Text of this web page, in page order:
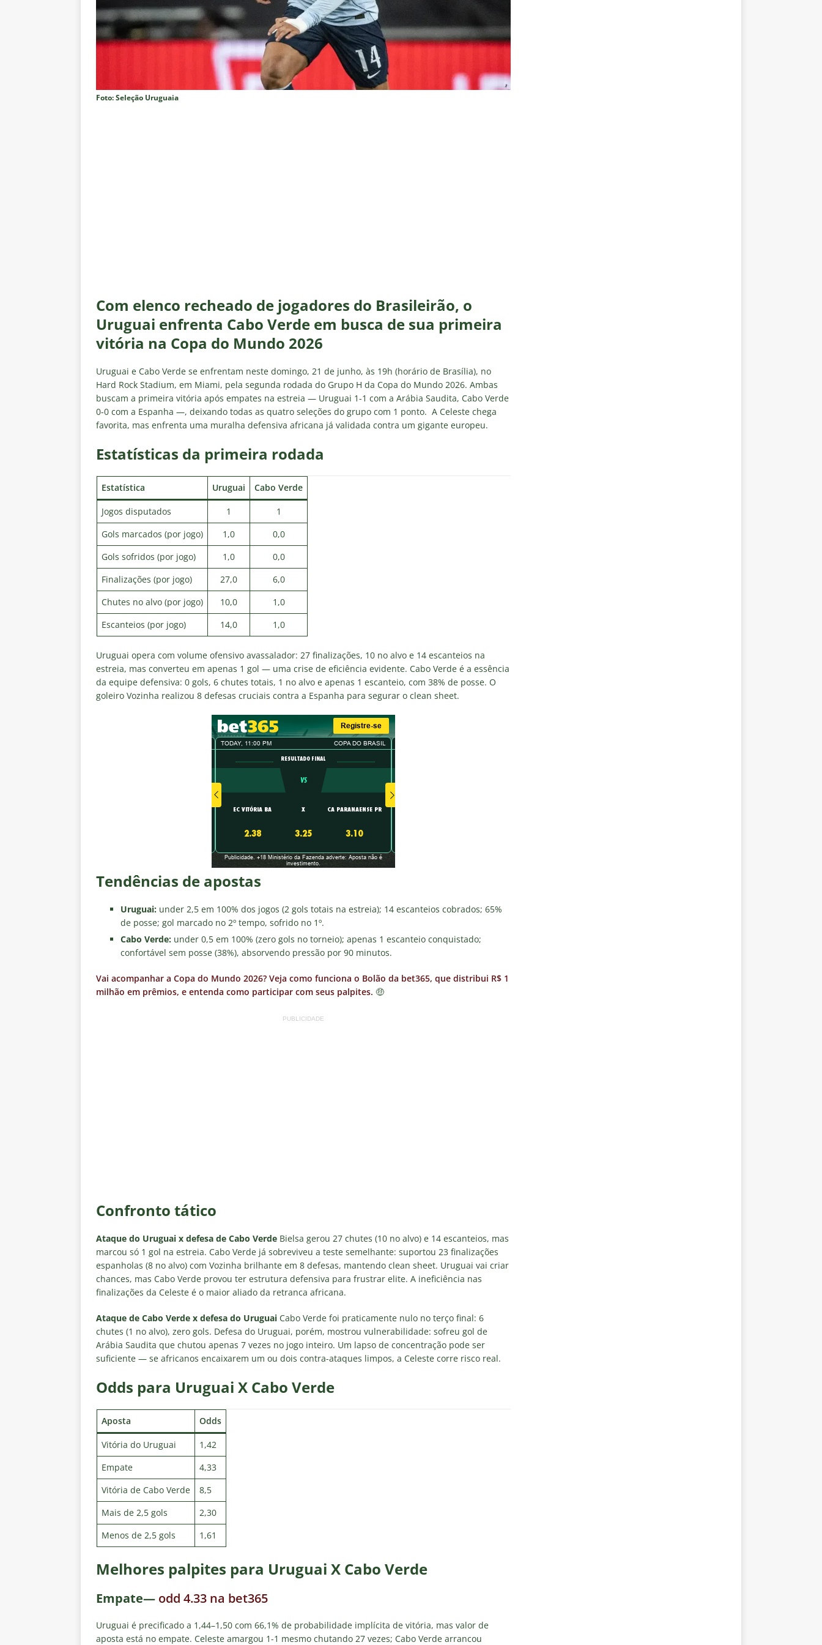
NOTÍCIAS
[ 5 de agosto de 2026 ]
Cruzeiro X Chapecoense — Oitavas Copa do Brasil 2026: Palpites, Odds e
Estatísticas
DICAS DE APOSTAS
[ 5 de agosto de 2026 ]
ALERTA GERAL! Maracanã vai lotar na Copa do Brasil: CET-Rio monta
megaoperação e antecipa bloqueios para Fluminense x Vasco
NOTÍCIAS
[ 4 de agosto de 2026 ]
Remo X Santos — Oitavas Copa do Brasil 2026: Palpites, Odds e
Estatísticas
DICAS DE APOSTAS
clássico contra o Vasco
NOTÍCIAS
[ 4 de agosto de 2026 ] Mattheus Montenegro dá declaração polêmica sobre SAF do Fluminense
NOTÍCIAS
Foto: Seleção Uruguaia
Com elenco recheado de jogadores do Brasileirão, o
Uruguai enfrenta Cabo Verde em busca de sua primeira
vitória na Copa do Mundo 2026
Uruguai e Cabo Verde se enfrentam neste domingo, 21 de junho, às 19h (horário de Brasília), no
Hard Rock Stadium, em Miami, pela segunda rodada do Grupo H da Copa do Mundo 2026. Ambas
buscam a primeira vitória após empates na estreia — Uruguai 1-1 com a Arábia Saudita, Cabo Verde
0-0 com a Espanha —, deixando todas as quatro seleções do grupo com 1 ponto. A Celeste chega
favorita, mas enfrenta uma muralha defensiva africana já validada contra um gigante europeu.
Estatísticas da primeira rodada
Estatística Uruguai Cabo Verde
Jogos disputados 1
1
Gols marcados (por jogo)
1,0
0,0
Gols sofridos (por jogo)
1,0
0,0
Finalizações (por jogo)
27,0
6,0
Chutes no alvo (por jogo)
10,0
1,0
Escanteios (por jogo)
14,0 1,0
Uruguai opera com volume ofensivo avassalador: 27 finalizações, 10 no alvo e 14 escanteios na
estreia, mas converteu em apenas 1 gol — uma crise de eficiência evidente. Cabo Verde é a essência
da equipe defensiva: 0 gols, 6 chutes totais, 1 no alvo e apenas 1 escanteio, com 38% de posse. O
goleiro Vozinha realizou 8 defesas cruciais contra a Espanha para segurar o clean sheet.
Tendências de apostas
Uruguai: under 2,5 em 100% dos jogos (2 gols totais na estreia); 14 escanteios cobrados; 65%
de posse; gol marcado no 2º tempo, sofrido no 1º.
Cabo Verde: under 0,5 em 100% (zero gols no torneio); apenas 1 escanteio conquistado;
confortável sem posse (38%), absorvendo pressão por 90 minutos.
Vai acompanhar a Copa do Mundo 2026? Veja como funciona o Bolão da bet365, que distribui R$ 1
milhão em prêmios, e entenda como participar com seus palpites. 🤑
PUBLICIDADE
Confronto tático
Ataque do Uruguai x defesa de Cabo Verde Bielsa gerou 27 chutes (10 no alvo) e 14 escanteios, mas
marcou só 1 gol na estreia. Cabo Verde já sobreviveu a teste semelhante: suportou 23 finalizações
espanholas (8 no alvo) com Vozinha brilhante em 8 defesas, mantendo clean sheet. Uruguai vai criar
chances, mas Cabo Verde provou ter estrutura defensiva para frustrar elite. A ineficiência nas
finalizações da Celeste é o maior aliado da retranca africana.
Ataque de Cabo Verde x defesa do Uruguai Cabo Verde foi praticamente nulo no terço final: 6
chutes (1 no alvo), zero gols. Defesa do Uruguai, porém, mostrou vulnerabilidade: sofreu gol de
Arábia Saudita que chutou apenas 7 vezes no jogo inteiro. Um lapso de concentração pode ser
suficiente — se africanos encaixarem um ou dois contra-ataques limpos, a Celeste corre risco real.
Odds para Uruguai X Cabo Verde
Aposta Odds
Vitória do Uruguai
1,42
Empate
4,33
Vitória de Cabo Verde
8,5
Mais de 2,5 gols
2,30
Menos de 2,5 gols
1,61
Melhores palpites para Uruguai X Cabo Verde
Empate— odd 4.33 na bet365
Uruguai é precificado a 1,44–1,50 com 66,1% de probabilidade implícita de vitória, mas valor de
aposta está no empate. Celeste amargou 1-1 mesmo chutando 27 vezes; Cabo Verde arrancou